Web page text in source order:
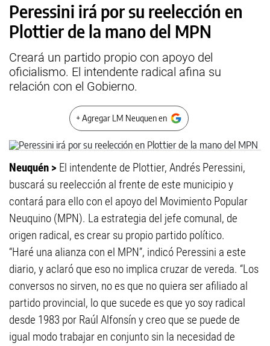
Peressini irá por su reelección en
Plottier de la mano del MPN
Creará un partido propio con apoyo del
oficialismo. El intendente radical afina su
relación con el Gobierno.
+ Agregar LM Neuquen en
Neuquén > El intendente de Plottier, Andrés Peressini,
buscará su reelección al frente de este municipio y
contará para ello con el apoyo del Movimiento Popular
Neuquino (MPN). La estrategia del jefe comunal, de
origen radical, es crear su propio partido político.
“Haré una alianza con el MPN”, indicó Peressini a este
diario, y aclaró que eso no implica cruzar de vereda. “Los
conversos no sirven, no es que no quiera ser afiliado al
partido provincial, lo que sucede es que yo soy radical
desde 1983 por Raúl Alfonsín y creo que se puede de
igual modo trabajar en conjunto sin la necesidad de